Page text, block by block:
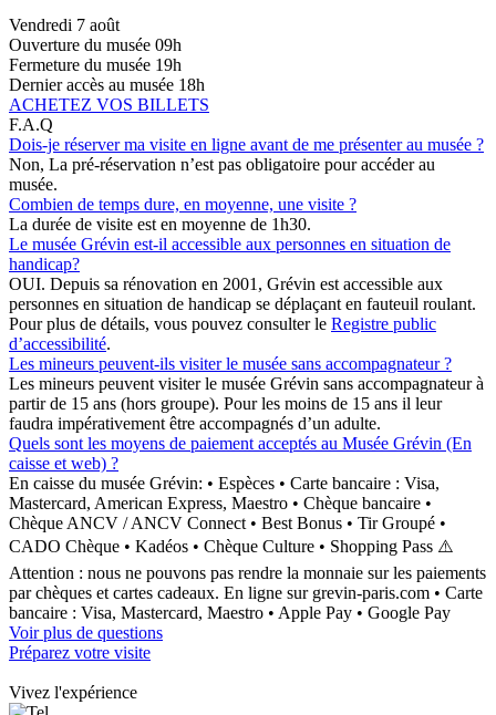
Vendredi 7 août
Ouverture du musée 09h
Fermeture du musée 19h
Dernier accès au musée 18h
ACHETEZ VOS BILLETS
F.A.Q
Dois-je réserver ma visite en ligne avant de me présenter au musée ?
Non, La pré-réservation n’est pas obligatoire pour accéder au
musée.
Combien de temps dure, en moyenne, une visite ?
La durée de visite est en moyenne de 1h30.
Le musée Grévin est-il accessible aux personnes en situation de
handicap?
OUI. Depuis sa rénovation en 2001, Grévin est accessible aux
personnes en situation de handicap se déplaçant en fauteuil roulant.
Pour plus de détails, vous pouvez consulter le Registre public
d’accessibilité.
Les mineurs peuvent-ils visiter le musée sans accompagnateur ?
Les mineurs peuvent visiter le musée Grévin sans accompagnateur à
partir de 15 ans (hors groupe). Pour les moins de 15 ans il leur
faudra impérativement être accompagnés d’un adulte.
Quels sont les moyens de paiement acceptés au Musée Grévin (En
caisse et web) ?
En caisse du musée Grévin: • Espèces • Carte bancaire : Visa,
Mastercard, American Express, Maestro • Chèque bancaire •
Chèque ANCV / ANCV Connect • Best Bonus • Tir Groupé •
CADO Chèque • Kadéos • Chèque Culture • Shopping Pass ⚠️
Attention : nous ne pouvons pas rendre la monnaie sur les paiements
par chèques et cartes cadeaux. En ligne sur grevin-paris.com • Carte
bancaire : Visa, Mastercard, Maestro • Apple Pay • Google Pay
Voir plus de questions
Préparez votre visite
Vivez l'expérience